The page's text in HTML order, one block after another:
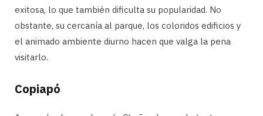
exitosa, lo que también dificulta su popularidad. No
obstante, su cercanía al parque, los coloridos edificios y
el animado ambiente diurno hacen que valga la pena
visitarlo.
Copiapó